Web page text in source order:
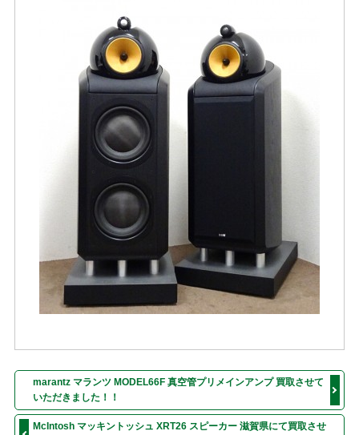
marantz マランツ MODEL66F 真空管プリメインアンプ 買取させて
いただきました！！
McIntosh マッキントッシュ XRT26 スピーカー 滋賀県にて買取させ